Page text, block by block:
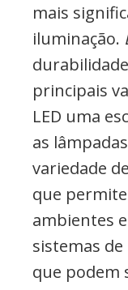
mais
iluminação.
principais
LED uma
as
variedade
que
ambientes
sistemas
que podem